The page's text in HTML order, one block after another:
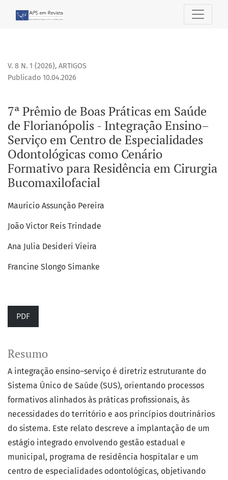
7ª Prêmio de Boas Práticas em Saúde de Florianópolis -
V. 8 N. 1 (2026), ARTIGOS
7ª Prêmio de Boas Práticas em Saúde
de Florianópolis - Integração Ensino–
Serviço em Centro de Especialidades
Odontológicas como Cenário
Formativo para Residência em Cirurgia
Bucomaxilofacial
Publicado 10.04.2026
Mauricio Assunção Pereira
João Victor Reis Trindade
Ana Julia Desideri Vieira
Francine Slongo Simanke
PDF
Resumo
A integração ensino–serviço é diretriz estruturante do
Sistema Único de Saúde (SUS), orientando processos
formativos alinhados às práticas profissionais, às
necessidades do território e aos princípios doutrinários
do sistema. Este relato descreve a implantação de um
estágio integrado envolvendo gestão estadual e
municipal, programa de residência hospitalar e um
centro de especialidades odontológicas, objetivando